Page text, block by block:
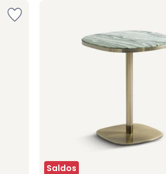
Saldos